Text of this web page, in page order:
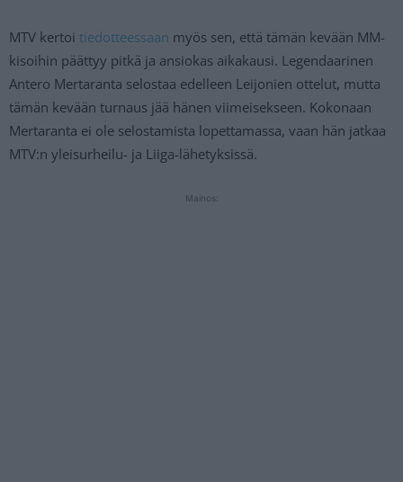
MTV kertoi tiedotteessaan myös sen, että tämän kevään MM-
kisoihin päättyy pitkä ja ansiokas aikakausi. Legendaarinen
Antero Mertaranta selostaa edelleen Leijonien ottelut, mutta
tämän kevään turnaus jää hänen viimeisekseen. Kokonaan
Mertaranta ei ole selostamista lopettamassa, vaan hän jatkaa
MTV:n yleisurheilu- ja Liiga-lähetyksissä.
Mainos: